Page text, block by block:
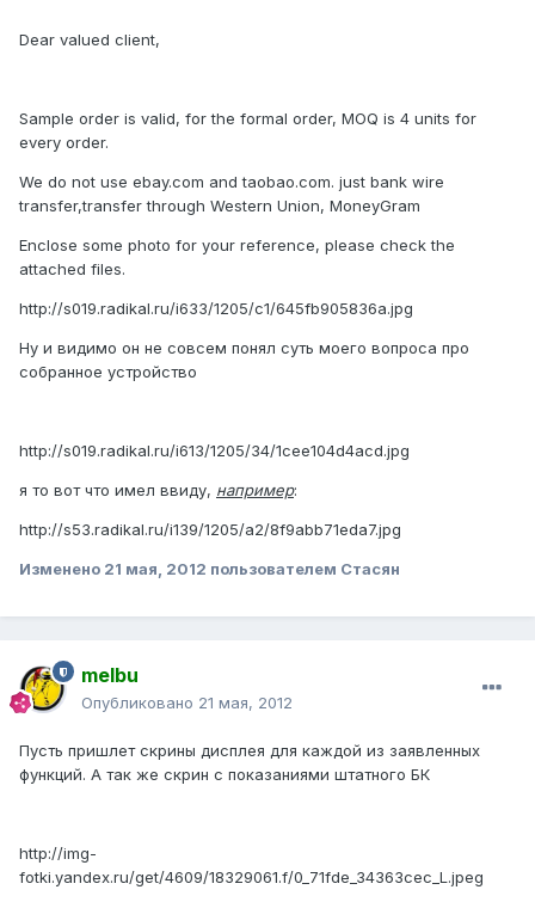
Dear valued client,
Sample order is valid, for the formal order, MOQ is 4 units for
every order.
We do not use ebay.com and taobao.com. just bank wire
transfer,transfer through Western Union, MoneyGram
Enclose some photo for your reference, please check the
attached files.
http://s019.radikal.ru/i633/1205/c1/645fb905836a.jpg
Ну и видимо он не совсем понял суть моего вопроса про
собранное устройство
http://s019.radikal.ru/i613/1205/34/1cee104d4acd.jpg
я то вот что имел ввиду, например:
http://s53.radikal.ru/i139/1205/a2/8f9abb71eda7.jpg
Изменено 21 мая, 2012 пользователем Стасян
melbu
Опубликовано 21 мая, 2012
Пусть пришлет скрины дисплея для каждой из заявленных
функций. А так же скрин с показаниями штатного БК
http://img-
fotki.yandex.ru/get/4609/18329061.f/0_71fde_34363cec_L.jpeg